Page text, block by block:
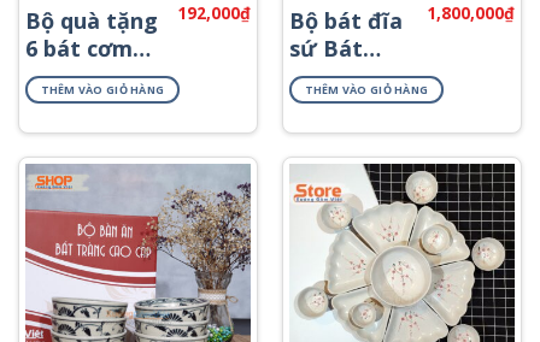
Bộ quà tặng
6 bát cơm
bằng sứ
đẹp BC-05
192,000₫
THÊM VÀO GIỎ HÀNG
Bộ bát đĩa
sứ Bát
Tràng đẹp
sang trọng
1,800,000₫
THÊM VÀO GIỎ HÀNG